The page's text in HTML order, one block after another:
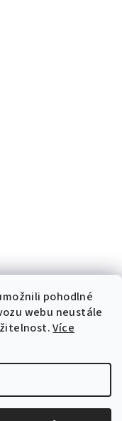
pohodlné
webu neustále
Více